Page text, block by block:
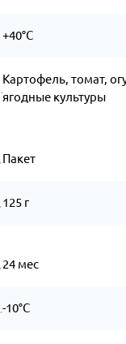
+40°C
Картофель, томат,
ягодные культуры
Пакет
125 г
24 мес
-10°C